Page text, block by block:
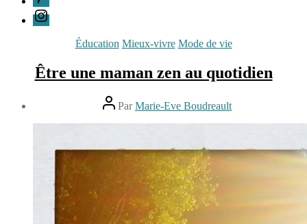
I
Catégories
Éducation Mieux-vivre Mode de vie
Être une maman zen au quotidien
Auteur
de
l’article
ParMarie-Eve Boudreault